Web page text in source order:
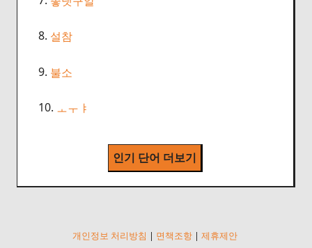
8. 설참
9. 불소
10. ㅗㅜㅑ
인기 단어 더보기
개인정보 처리방침 | 면책조항 | 제휴제안